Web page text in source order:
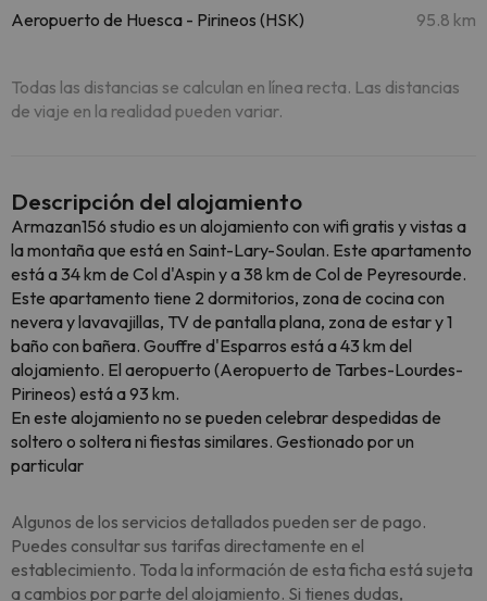
Aeropuerto de Huesca - Pirineos (HSK) 95.8 km
Todas las distancias se calculan en línea recta. Las distancias
de viaje en la realidad pueden variar.
Descripción del alojamiento
Armazan156 studio es un alojamiento con wifi gratis y vistas a
la montaña que está en Saint-Lary-Soulan. Este apartamento
está a 34 km de Col d'Aspin y a 38 km de Col de Peyresourde.
Este apartamento tiene 2 dormitorios, zona de cocina con
nevera y lavavajillas, TV de pantalla plana, zona de estar y 1
baño con bañera. Gouffre d'Esparros está a 43 km del
alojamiento. El aeropuerto (Aeropuerto de Tarbes-Lourdes-
Pirineos) está a 93 km.
En este alojamiento no se pueden celebrar despedidas de
soltero o soltera ni fiestas similares. Gestionado por un
particular
Algunos de los servicios detallados pueden ser de pago.
Puedes consultar sus tarifas directamente en el
establecimiento. Toda la información de esta ficha está sujeta
a cambios por parte del alojamiento. Si tienes dudas,